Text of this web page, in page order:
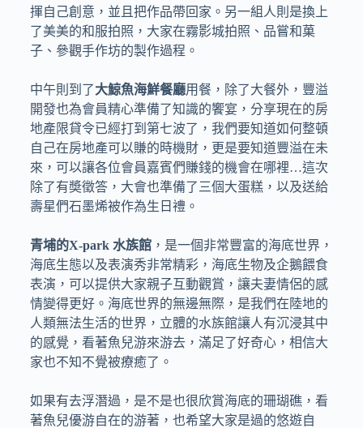
揮自己創意，並且把作品帶回家。另一組人則是換上
了美美的和服拍照，大家在霧影城拍照、品嘗和菓
子、參觀手作坊的製作過程。
中午則到了大鯨魚海鮮餐廳用餐，除了大餐外，豐溢
開發也為會員精心準備了知識的饗宴，分享現在的房
地產限貸令已經打到第七波了，我們要知道如何整頓
自己在房地產可以賺的時機財，更是要知道豐溢在未
來，可以讓各位會員嘉賓們賺錢的機會在哪裡…這次
除了有奬徵答，大會也準備了三個大蛋糕，以及送給
壽星們石墨烯被作為生日禮。
青埔的X-park 水族館，是一個非常豐富的海底世界，
海底生態以及表演秀非常精彩，海底生物及企鵝餵食
表演，可以提供大家親子互動觀賞，讓夫妻情侶的感
情變得更好。海底世界的無邊無際，是我們在陸地的
人類無法生活的世界，立體的水族館讓人有沉浸其中
的感覺，看著魚兒游來游去，滿足了好奇心，相信大
家也不知不覺被療癒了。
如果有去浮潛過，是不是也很欣賞海底的珊瑚礁，看
著魚兒優游自在的游著，也希望大家是過的悠遊自